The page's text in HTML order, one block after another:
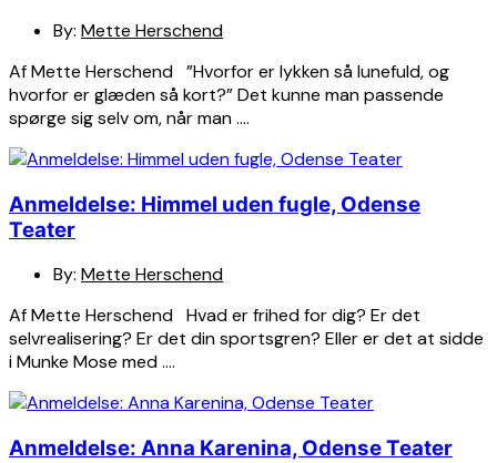
By: Mette Herschend
Af Mette Herschend ”Hvorfor er lykken så lunefuld, og
hvorfor er glæden så kort?” Det kunne man passende
spørge sig selv om, når man ….
Anmeldelse: Himmel uden fugle, Odense
Teater
By: Mette Herschend
Af Mette Herschend Hvad er frihed for dig? Er det
selvrealisering? Er det din sportsgren? Eller er det at sidde
i Munke Mose med ….
Anmeldelse: Anna Karenina, Odense Teater